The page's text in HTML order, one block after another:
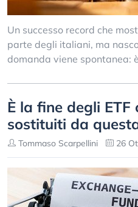
Un successo record che
parte degli italiani, ma
domanda viene spontanea:
È la fine degli ETF
sostituiti da
Tommaso Scarpellini 26